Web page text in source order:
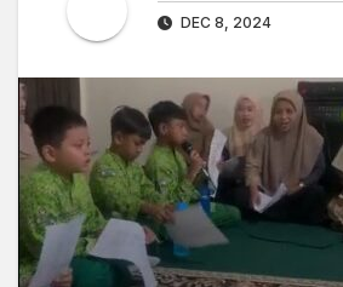
DEC 8, 2024